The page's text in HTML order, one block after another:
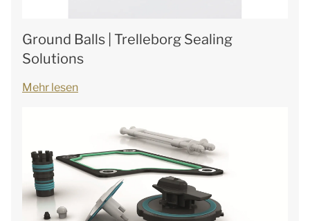
Ground Balls | Trelleborg Sealing
Solutions
Mehr lesen